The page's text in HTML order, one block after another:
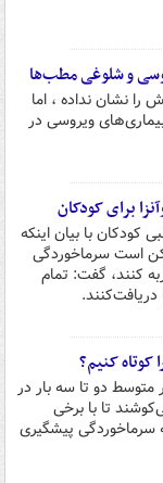
و شلوغی مطب‌ها
را نشان نداده ، اما
ویروسی در
برای کودکان
کودکان با بیان اینکه
است سرماخوردگی
۷ تا ۸ بار تجربه کنند، گفت: تمام
کنیم؟
دو تا سه بار در
تا با برخی
سرماخوردگی پیشگیری